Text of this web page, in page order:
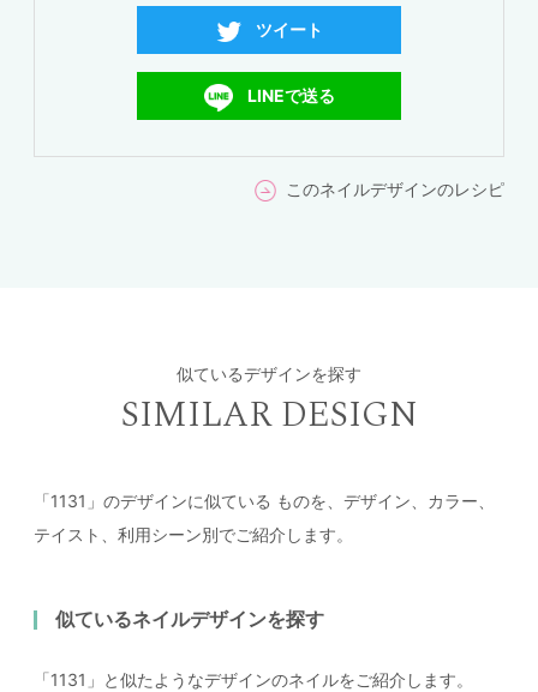
ツイート
LINEで送る
このネイルデザインのレシピ
似ているデザインを探す
SIMILAR DESIGN
「1131」のデザインに似ている ものを、デザイン、カラー、
テイスト、利用シーン別でご紹介します。
似ているネイルデザインを探す
「1131」と似たようなデザインのネイルをご紹介します。